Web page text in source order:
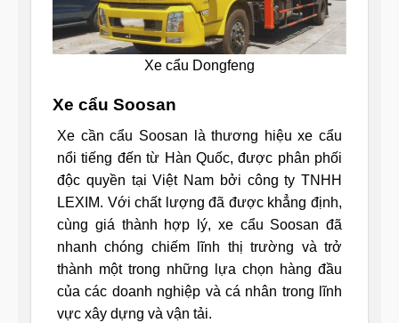
Xe cẩu Dongfeng
Xe cẩu Soosan
Xe cần cẩu Soosan là thương hiệu xe cẩu
nổi tiếng đến từ Hàn Quốc, được phân phối
độc quyền tại Việt Nam bởi công ty TNHH
LEXIM. Với chất lượng đã được khẳng định,
cùng giá thành hợp lý, xe cẩu Soosan đã
nhanh chóng chiếm lĩnh thị trường và trở
thành một trong những lựa chọn hàng đầu
của các doanh nghiệp và cá nhân trong lĩnh
vực xây dựng và vận tải.